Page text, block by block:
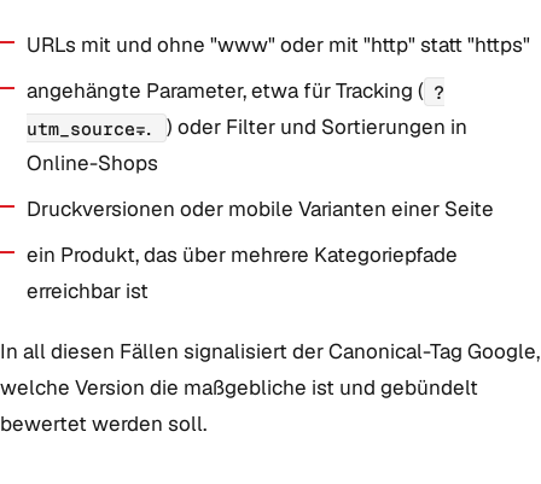
URLs mit und ohne "www" oder mit "http" statt "https"
angehängte Parameter, etwa für Tracking ( ?
utm_source=...
) oder Filter und Sortierungen in
Online-Shops
Druckversionen oder mobile Varianten einer Seite
ein Produkt, das über mehrere Kategoriepfade
erreichbar ist
In all diesen Fällen signalisiert der Canonical-Tag Google,
welche Version die maßgebliche ist und gebündelt
bewertet werden soll.